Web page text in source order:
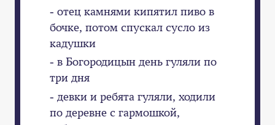
- отец камнями кипятил пиво в
бочке, потом спускал сусло из
кадушки
- в Богородицын день гуляли по
три дня
- девки и ребята гуляли, ходили
по деревне с гармошкой,